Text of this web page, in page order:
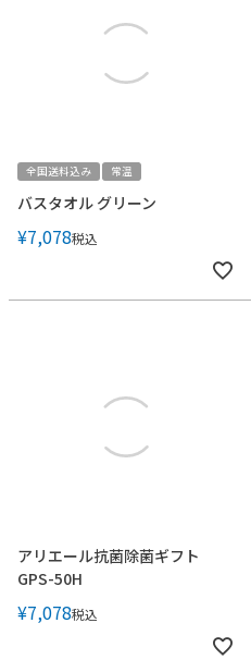
全国送料込み 常温
バスタオル グリーン
¥7,078税込
アリエール抗菌除菌ギフト
GPS-50H
¥7,078税込